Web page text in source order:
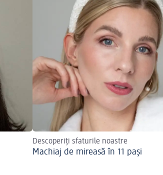
Descoperiți sfaturile noastre
Machiaj de mireasă în 11 pași